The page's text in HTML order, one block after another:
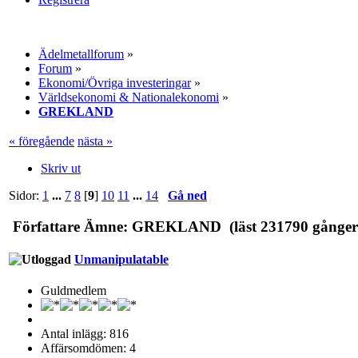
Ädelmetallforum »
Forum »
Ekonomi/Övriga investeringar»
Världsekonomi & Nationalekonomi »
GREKLAND
« föregående nästa »
Skriv ut
Sidor: 1 ... 7 8 [9] 10 11 ... 14 Gå ned
Författare Ämne: GREKLAND (läst 231790
Unmanipulatable
Guldmedlem
Antal inlägg: 816
Affärsomdömen: 4